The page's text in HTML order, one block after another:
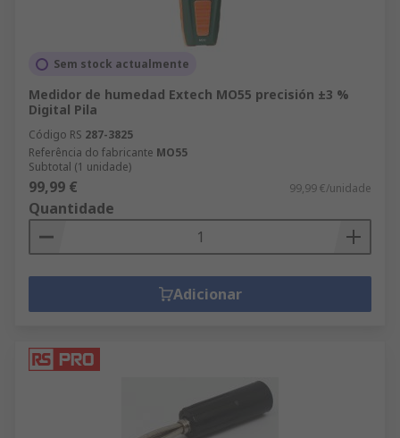
Sem stock actualmente
Medidor de humedad Extech MO55 precisión ±3 %
Digital Pila
Código RS 287-3825
Referência do fabricante MO55
Subtotal (1 unidade)
99,99 € 99,99 €/unidade
Quantidade
Adicionar